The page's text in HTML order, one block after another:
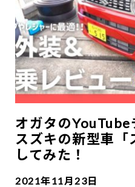
オガタのYouTube
スズキの新型車「
してみた！
2021年11月23日